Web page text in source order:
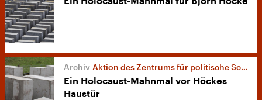
Aktion des Zentrums für politische Schönheit
Ein Holocaust-Mahnmal vor Höckes
Haustür